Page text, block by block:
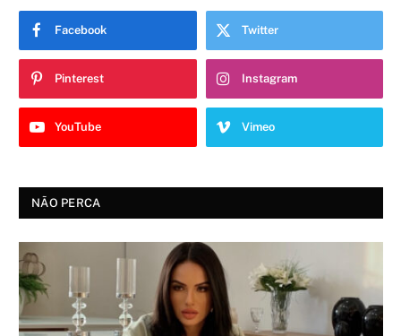
Facebook Twitter
Pinterest Instagram
YouTube Vimeo
NÃO PERCA